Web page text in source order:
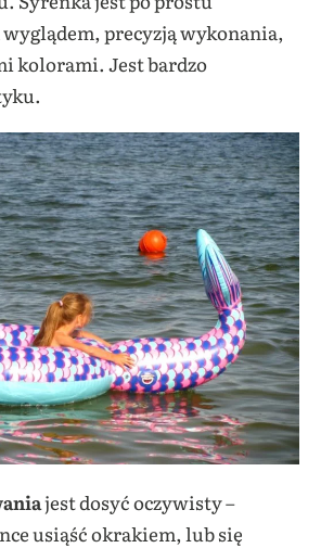
wyglądem, precyzją wykonania,
kolorami. Jest bardzo
jest dosyć oczywisty –
usiąść okrakiem, lub się